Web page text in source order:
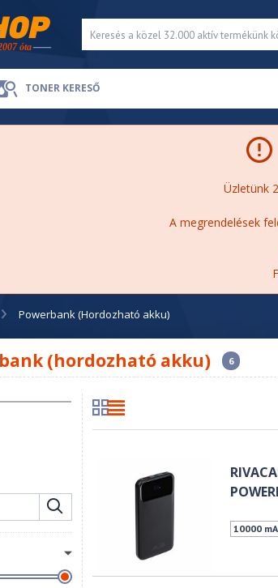
TONER KERESŐ
Üzletünk
A megrendelések
Powerbank (Hordozható akku)
(hordozható akku) 6
10000